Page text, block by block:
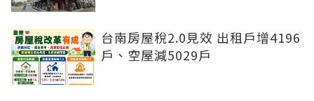
台南房屋稅2.0見效 出租戶增4196
戶、空屋減5029戶